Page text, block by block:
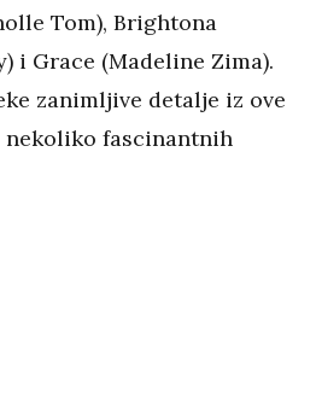
Tom), Brightona
i Grace (Madeline Zima).
zanimljive detalje iz ove
nekoliko fascinantnih